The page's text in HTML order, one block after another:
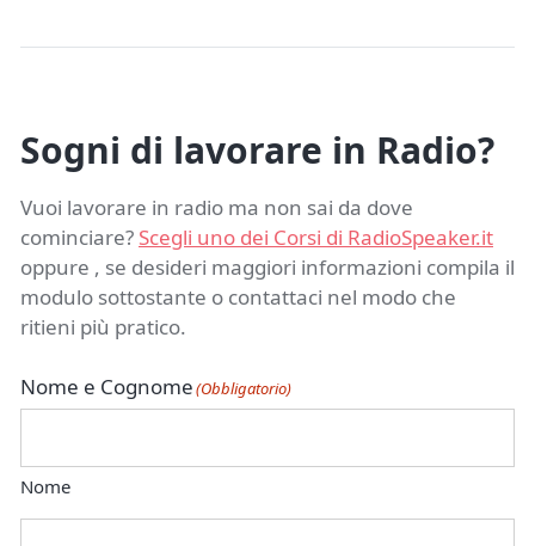
Sogni di lavorare in Radio?
Vuoi lavorare in radio ma non sai da dove
cominciare? Scegli uno dei Corsi di RadioSpeaker.it
oppure , se desideri maggiori informazioni compila il
modulo sottostante o contattaci nel modo che
ritieni più pratico.
Nome e Cognome(Obbligatorio)
Nome